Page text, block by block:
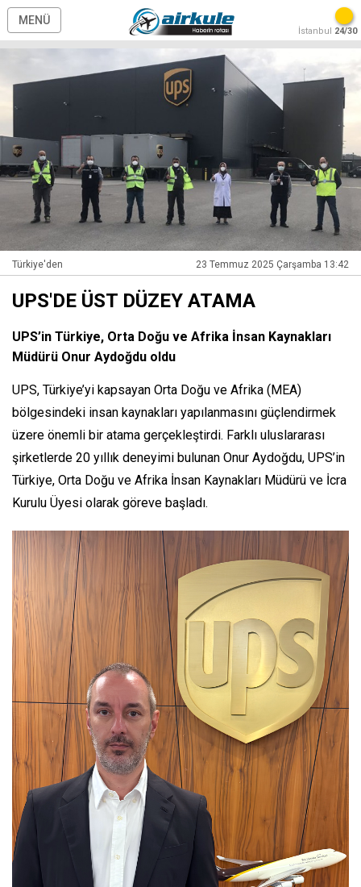
MENÜ
İstanbul 24/30
Türkiye'den 23 Temmuz 2025 Çarşamba 13:42
UPS'DE ÜST DÜZEY ATAMA
UPS’in Türkiye, Orta Doğu ve Afrika İnsan Kaynakları
Müdürü Onur Aydoğdu oldu
UPS, Türkiye’yi kapsayan Orta Doğu ve Afrika (MEA)
bölgesindeki insan kaynakları yapılanmasını güçlendirmek
üzere önemli bir atama gerçekleştirdi. Farklı uluslararası
şirketlerde 20 yıllık deneyimi bulunan Onur Aydoğdu, UPS’in
Türkiye, Orta Doğu ve Afrika İnsan Kaynakları Müdürü ve İcra
Kurulu Üyesi olarak göreve başladı.